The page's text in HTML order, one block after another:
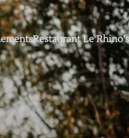
Restaurant Le Rhino’s